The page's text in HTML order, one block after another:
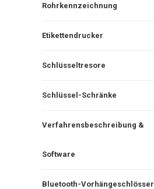
Rohrkennzeichnung
Etikettendrucker
Schlüsseltresore
Schlüssel-Schränke
Verfahrensbeschreibung &
Software
Bluetooth-Vorhängeschlösser